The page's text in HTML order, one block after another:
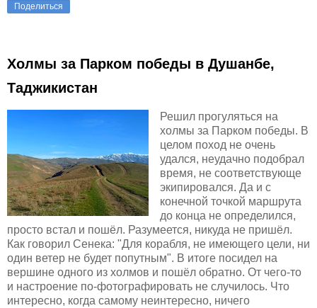
Поделиться
Холмы за Парком победы в Душанбе,
Таджикистан
Решил прогуляться на
холмы за Парком победы. В
целом поход не очень
удался, неудачно подобрал
время, не соответствующе
экипировался. Да и с
конечной точкой маршрута
до конца не определился,
просто встал и пошёл. Разумеется, никуда не пришёл.
Как говорил Сенека: "Для корабля, не имеющего цели, ни
один ветер не будет попутным". В итоге посидел на
вершине одного из холмов и пошёл обратно. От чего-то
и настроение по-фотографировать не случилось. Что
интересно, когда самому неинтересно, ничего